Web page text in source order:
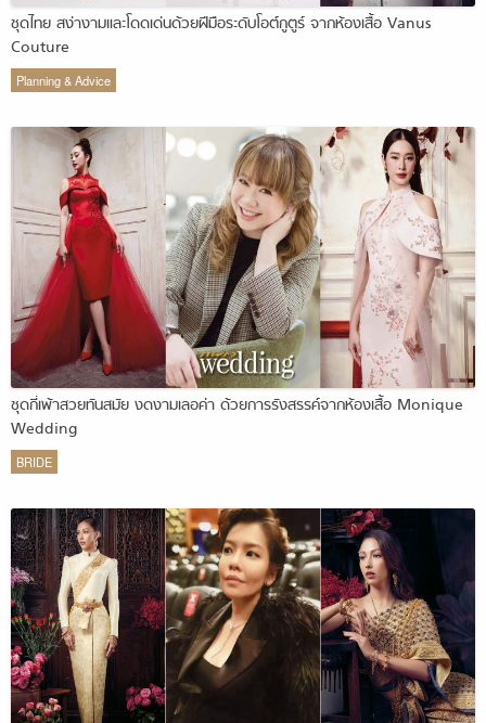
ชุดไทย สง่างามและโดดเด่นด้วยฝีมือระดับโอต์กูตูร์ จากห้องเสื้อ Vanus
Couture
Planning & Advice
ชุดกี่เพ้าสวยทันสมัย งดงามเลอค่า ด้วยการรังสรรค์จากห้องเสื้อ Monique
Wedding
BRIDE